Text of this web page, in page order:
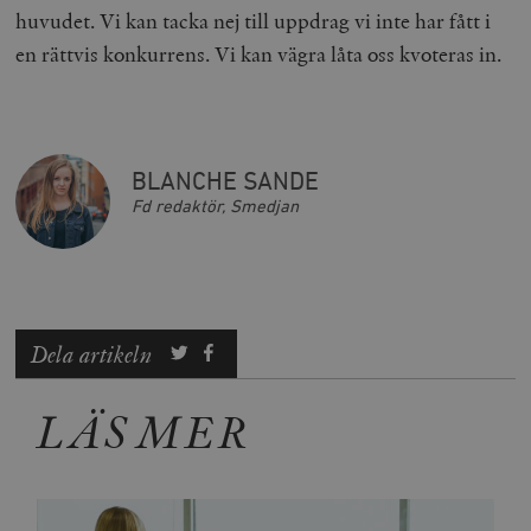
huvudet. Vi kan tacka nej till uppdrag vi inte har fått i
en rättvis konkurrens. Vi kan vägra låta oss kvoteras in.
BLANCHE SANDE
Fd redaktör, Smedjan
Dela artikeln
LÄS MER
kärnwebbplatsfunktioner som användarinloggning
och kontohantering. Webbplatsen kan inte användas
ordentligt utan strikt nödvändiga cookies.